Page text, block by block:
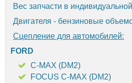
Вес запчасти в индивидуальной
Двигателя - бензиновые
Сцепление для автомобилей:
FORD
C-MAX (DM2)
FOCUS C-MAX (DM2)